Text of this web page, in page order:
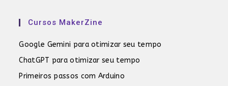
Cursos MakerZine
Google Gemini para otimizar seu tempo
ChatGPT para otimizar seu tempo
Primeiros passos com Arduino